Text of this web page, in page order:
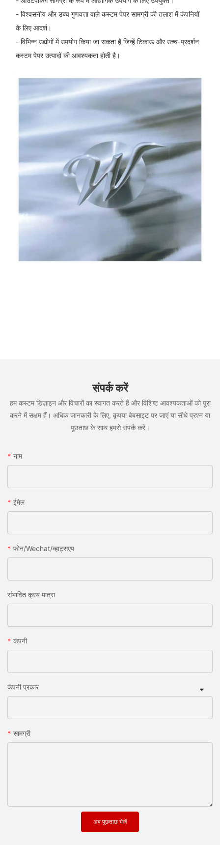
- विश्वसनीय और उच्च गुणवत्ता वाले कस्टम पेपर सामग्री की तलाश में कंपनियों
के लिए आदर्श।
- विभिन्न उद्योगों में उपयोग किया जा सकता है जिन्हें टिकाऊ और उच्च-प्रदर्शन
कस्टम पेपर उत्पादों की आवश्यकता होती है।
संपर्क करें
हम कस्टम डिज़ाइन और विचारों का स्वागत करते हैं और विशिष्ट आवश्यकताओं को पूरा
करने में सक्षम हैं। अधिक जानकारी के लिए, कृपया वेबसाइट पर जाएं या सीधे प्रश्न या
पूछताछ के साथ हमसे संपर्क करें।
नाम
ईमेल
फोन/wechat/व्हाट्सएप
संभावित क्रय मात्रा
कंपनी
कंपनी प्रकार
सामग्री
अब पूछताछ भेजें